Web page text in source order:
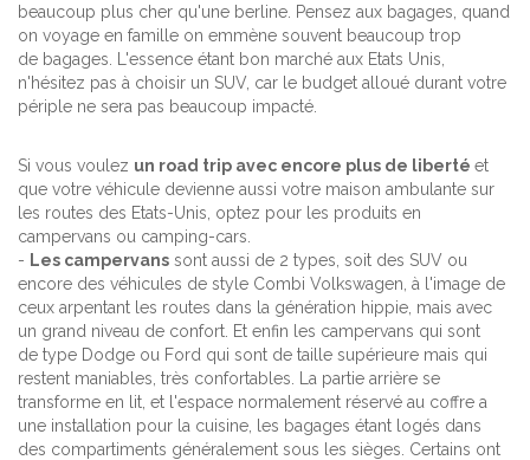
beaucoup plus cher qu'une berline. Pensez aux bagages, quand
on voyage en famille on emmène souvent beaucoup trop
de bagages. L'essence étant bon marché aux Etats Unis,
n'hésitez pas à choisir un SUV, car le budget alloué durant votre
périple ne sera pas beaucoup impacté.
Si vous voulez un road trip avec encore plus de liberté et
que votre véhicule devienne aussi votre maison ambulante sur
les routes des Etats-Unis, optez pour les produits en
campervans ou camping-cars.
- Les campervans sont aussi de 2 types, soit des SUV ou
encore des véhicules de style Combi Volkswagen, à l'image de
ceux arpentant les routes dans la génération hippie, mais avec
un grand niveau de confort. Et enfin les campervans qui sont
de type Dodge ou Ford qui sont de taille supérieure mais qui
restent maniables, très confortables. La partie arrière se
transforme en lit, et l'espace normalement réservé au coffre a
une installation pour la cuisine, les bagages étant logés dans
des compartiments généralement sous les sièges. Certains ont